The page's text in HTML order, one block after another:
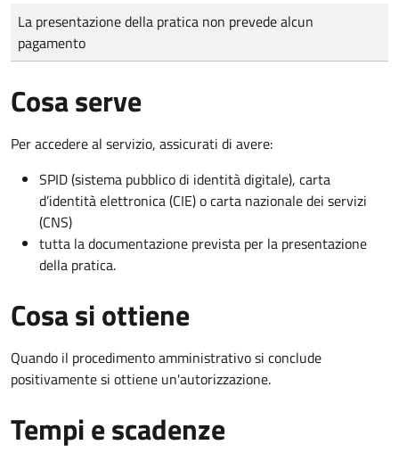
Tipo di pagamento
Importo
La presentazione della pratica non prevede alcun
pagamento
Cosa serve
Per accedere al servizio, assicurati di avere:
SPID (sistema pubblico di identità digitale), carta
d’identità elettronica (CIE) o carta nazionale dei servizi
(CNS)
tutta la documentazione prevista per la presentazione
della pratica.
Cosa si ottiene
Quando il procedimento amministrativo si conclude
positivamente si ottiene un'autorizzazione.
Tempi e scadenze